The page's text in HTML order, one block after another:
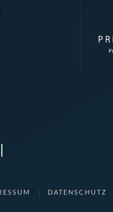
DATENSCHUTZ